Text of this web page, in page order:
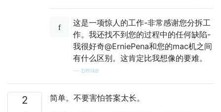
这是一项惊人的工作-非常感谢您分拆工
作。我还找不到您的过程中的任何缺陷-
我很好奇@ErniePena和您的mac机之间
有什么区别。这肯定比我想像的要难。
bmike
2
简单。不要害怕答案太长。